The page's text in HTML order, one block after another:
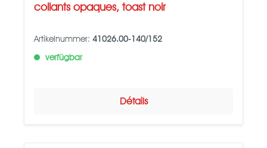
collants opaques, toast noir
Artikelnummer: 41026.00-140/152
verfügbar
Détails